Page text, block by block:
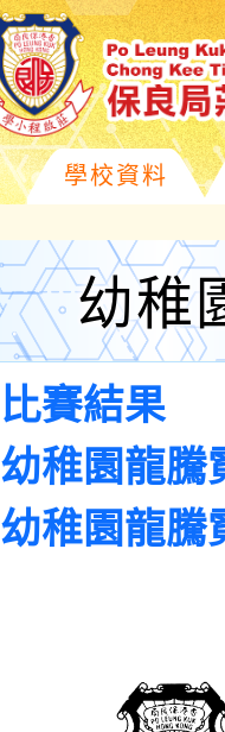
學校資料
幼稚
比賽結果
幼稚園龍騰
幼稚園龍騰